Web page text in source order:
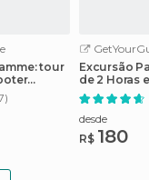
tour
Excursão
de 2 Horas
desde
R$ 180